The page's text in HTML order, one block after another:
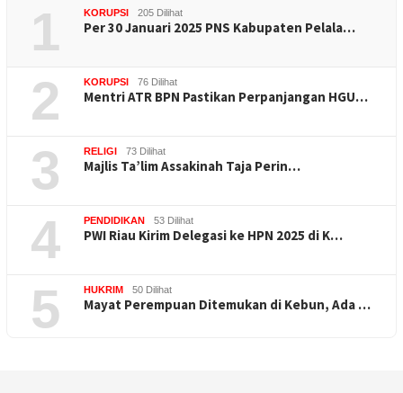
1 KORUPSI 205 Dilihat
Per 30 Januari 2025 PNS Kabupaten Pelala…
2 KORUPSI 76 Dilihat
Mentri ATR BPN Pastikan Perpanjangan HGU…
3 RELIGI 73 Dilihat
Majlis Ta’lim Assakinah Taja Perin…
4 PENDIDIKAN 53 Dilihat
PWI Riau Kirim Delegasi ke HPN 2025 di K…
5 HUKRIM 50 Dilihat
Mayat Perempuan Ditemukan di Kebun, Ada …